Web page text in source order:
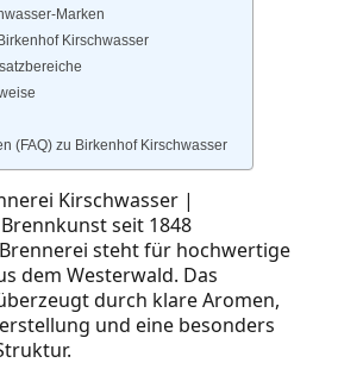
Kirschwasser
(FAQ) zu Birkenhof Kirschwasser
Kirschwasser |
seit 1848
steht für hochwertige
dem Westerwald. Das
durch klare Aromen,
und eine besonders